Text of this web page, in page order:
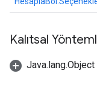
Kalıtsal
Java.lang.Object